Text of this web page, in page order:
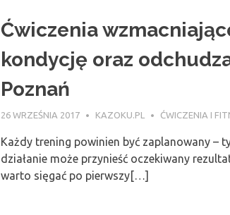
Ćwiczenia
kondycję oraz
Poznań
26 WRZEŚNIA 2017 KAZOKU.PL ĆWICZENIA I
Każdy trening powinien być zaplanowany –
działanie może przynieść oczekiwany
warto sięgać po pierwszy[…]